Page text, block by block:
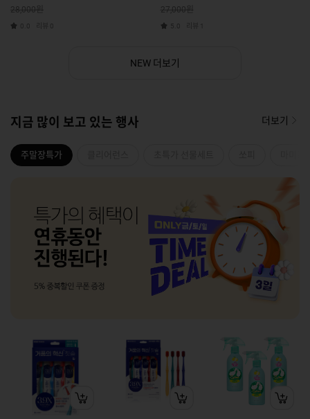
28,000원 27,000 원
5.0
NEW더보기
지금 많이 보고 있는 행사 더보기
주말장특가